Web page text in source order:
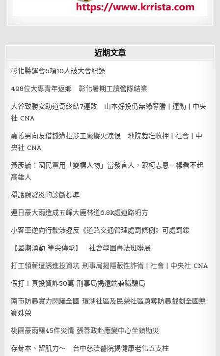
近期文章
彰化縣運會6項10人破大會紀錄
498位大專青年返鄉 彰化暑期工讀營隊結業
大谷致勝安助道奇終結7連敗 山本好投仍無緣奪勝 | 運動 | 中央
社 CNA
嘉義男向友借錢遭拒涉工廠縱火洩恨 地院裁准收押 | 社會 | 中
央社 CNA
黃彥毓：國民黨用「雙標人物」當發言人，跟柯志恩一樣看不起
高雄人
攝護腺發炎的診斷標準
連日豪大雨造成五峰大鹿林道6.8k處道路坍方
小客車逆向行駛涉違反《道路交通管理處罰條例》可處罰鍰
【墨潮湧動 筆尖傳承】 社會學園書法班聯展
打工領薪遭誘進投資坑 刑事局揭隱蔽性詐術 | 社會 | 中央社 CNA
假打工真投資詐50萬 刑事局揭遠端兼職騙局
南市防暴實力閃耀全國 環湖社區及民榮社區勇奪防暴戲劇全國競
賽殊榮
桃園豪雨釀45件災情 張善政赴應變中心坐鎮勘災
存骨本、留肌力～ 台中慈濟醫院揭健康老化五支柱